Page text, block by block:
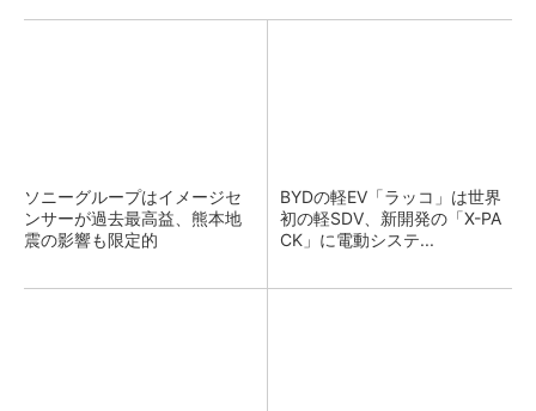
ソニーグループはイメージセ
ンサーが過去最高益、熊本地
震の影響も限定的
BYDの軽EV「ラッコ」は世界
初の軽SDV、新開発の「X-PA
CK」に電動システ...